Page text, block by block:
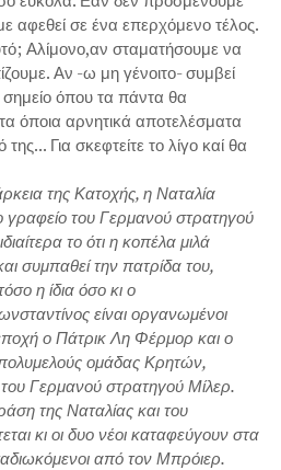
αφεθεί σε ένα επερχόμενο τέλος.
Αλίμονο,αν σταματήσουμε να
Αν -ω μη γένοιτο- συμβεί
όπου τα πάντα θα
όποια αρνητικά αποτελέσματα
Για σκεφτείτε το λίγο καί θα
της Κατοχής, η Ναταλία
του Γερμανού στρατηγού
το ότι η κοπέλα μιλά
συμπαθεί την πατρίδα του,
η ίδια όσο κι ο
είναι οργανωμένοι
ο Πάτρικ Λη Φέρμορ και ο
ομάδας Κρητών,
Γερμανού στρατηγού Μίλερ.
της Ναταλίας και του
κι οι δυο νέοι καταφεύγουν στα
από τον Μπρόιερ.